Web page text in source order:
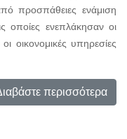
προσπάθειες ενάμιση
οποίες ενεπλάκησαν οι
οικονομικές υπηρεσίες
περισσότερα